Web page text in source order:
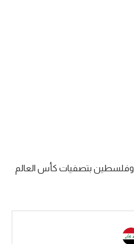
وفلسطين بتصفيات كأس العالم